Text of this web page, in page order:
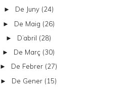
► De Juny (24)
► De Maig (26)
► D’abril (28)
► De Març (30)
► De Febrer (27)
► De Gener (15)